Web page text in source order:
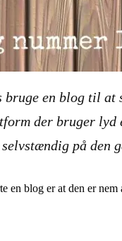
en blog til at
der bruger
på den
en blog er at den er